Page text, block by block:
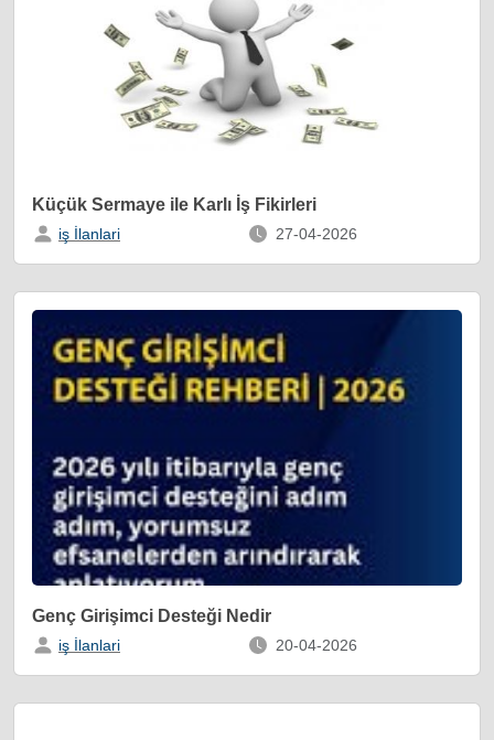
Küçük Sermaye ile Karlı İş Fikirleri
iş İlanlari 27-04-2026
Genç Girişimci Desteği Nedir
iş İlanlari 20-04-2026